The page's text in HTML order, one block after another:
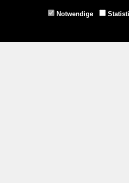
Mail:
Notwendige